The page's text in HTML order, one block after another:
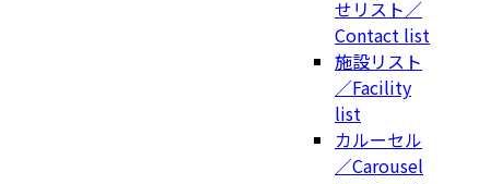
せリスト／
Contact list
施設リスト
／Facility
list
カルーセル
／Carousel